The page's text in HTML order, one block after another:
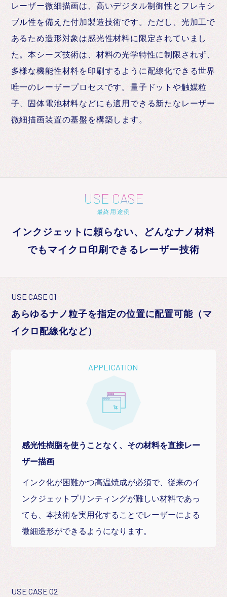
レーザー微細描画は、高いデジタル制御性とフレキシ
ブル性を備えた付加製造技術です。ただし、光加工で
あるため造形対象は感光性材料に限定されていまし
た。本シーズ技術は、材料の光学特性に制限されず、
多様な機能性材料を印刷するように配線化できる世界
唯一のレーザープロセスです。量子ドットや触媒粒
子、固体電池材料などにも適用できる新たなレーザー
微細描画装置の基盤を構築します。
USE CASE
最終用途例
インクジェットに頼らない、どんなナノ材料
でもマイクロ印刷できるレーザー技術
USE CASE 01
あらゆるナノ粒子を指定の位置に配置可能（マ
イクロ配線化など）
APPLICATION
感光性樹脂を使うことなく、その材料を直接レー
ザー描画
インク化が困難かつ高温焼成が必須で、従来のイ
ンクジェットプリンティングが難しい材料であっ
ても、本技術を実用化することでレーザーによる
微細造形ができるようになります。
USE CASE 02